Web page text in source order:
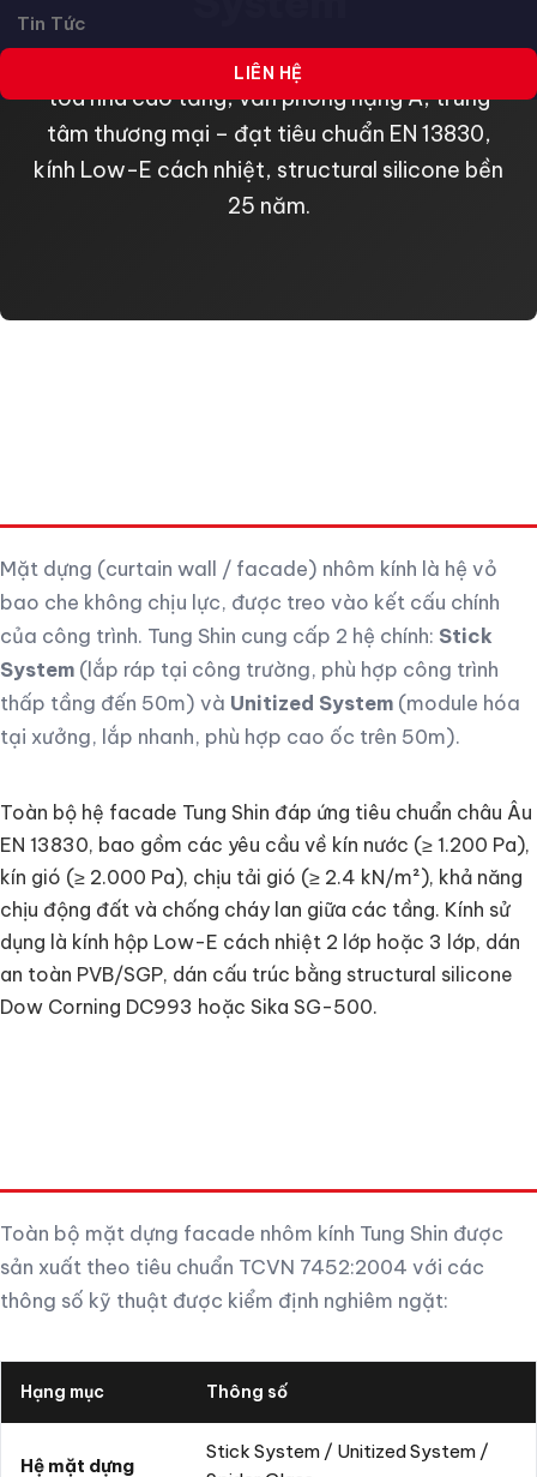
Tin Tức
LIÊN HỆ
Giải pháp mặt dựng nhôm kính cao cấp cho
tòa nhà cao tầng, văn phòng hạng A, trung
tâm thương mại – đạt tiêu chuẩn EN 13830,
kính Low-E cách nhiệt, structural silicone bền
25 năm.
Mặt dựng (curtain wall / facade) nhôm kính là hệ vỏ
bao che không chịu lực, được treo vào kết cấu chính
của công trình. Tung Shin cung cấp 2 hệ chính: Stick
System (lắp ráp tại công trường, phù hợp công trình
thấp tầng đến 50m) và Unitized System (module hóa
tại xưởng, lắp nhanh, phù hợp cao ốc trên 50m).
Toàn bộ hệ facade Tung Shin đáp ứng tiêu chuẩn châu Âu
EN 13830, bao gồm các yêu cầu về kín nước (≥ 1.200 Pa),
kín gió (≥ 2.000 Pa), chịu tải gió (≥ 2.4 kN/m²), khả năng
chịu động đất và chống cháy lan giữa các tầng. Kính sử
dụng là kính hộp Low-E cách nhiệt 2 lớp hoặc 3 lớp, dán
an toàn PVB/SGP, dán cấu trúc bằng structural silicone
Dow Corning DC993 hoặc Sika SG-500.
Toàn bộ mặt dựng facade nhôm kính Tung Shin được
sản xuất theo tiêu chuẩn TCVN 7452:2004 với các
thông số kỹ thuật được kiểm định nghiêm ngặt:
Hạng mục Thông số
Hệ mặt dựng
Stick System / Unitized System /